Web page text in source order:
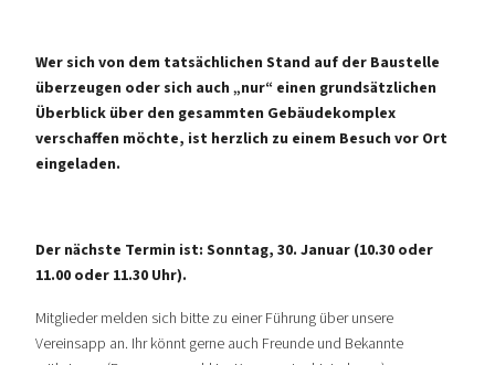
Wer sich von dem tatsächlichen Stand auf der Baustelle
überzeugen oder sich auch „nur“ einen grundsätzlichen
Überblick über den gesammten Gebäudekomplex
verschaffen möchte, ist herzlich zu einem Besuch vor Ort
eingeladen.
Der nächste Termin ist: Sonntag, 30. Januar (10.30 oder
11.00 oder 11.30 Uhr).
Mitglieder melden sich bitte zu einer Führung über unsere
Vereinsapp an. Ihr könnt gerne auch Freunde und Bekannte